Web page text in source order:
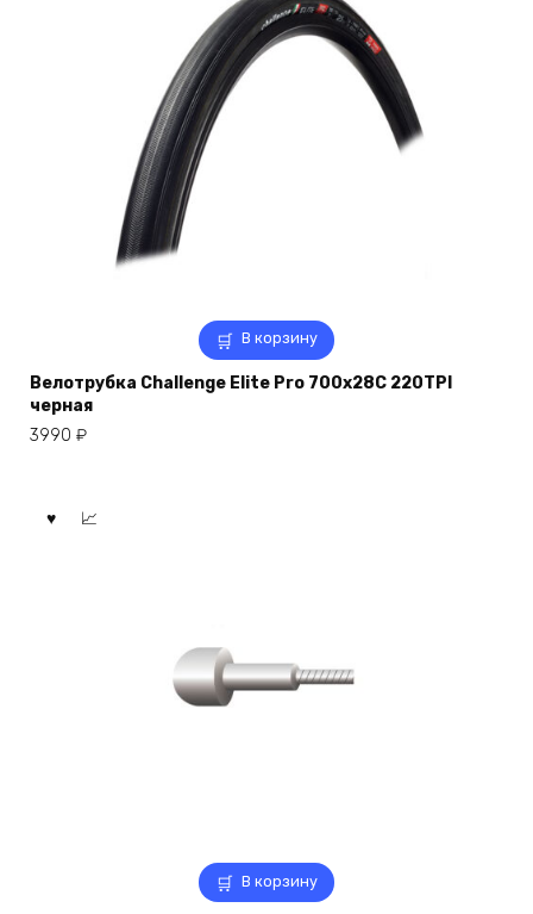
В корзину
Велотрубка Challenge Elite Pro 700x28C 220TPI
черная
3990 ₽
В корзину